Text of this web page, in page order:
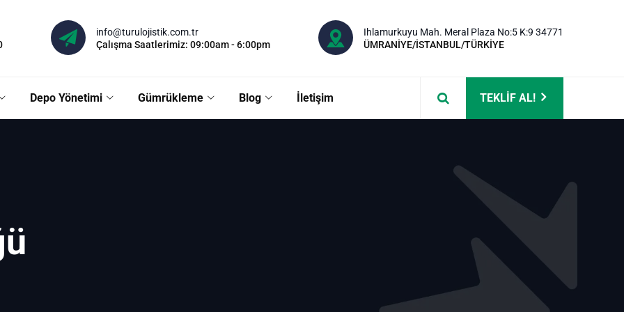
info@turulojistik.com.tr
Çalışma Saatlerimiz: 09:00am - 6:00pm
Ihlamurkuyu Mah. Meral Plaza No:5 K:9 34771
ÜMRANİYE/İSTANBUL/TÜRKİYE
Depo Yönetimi Gümrükleme Blog İletişim TEKLİF AL!